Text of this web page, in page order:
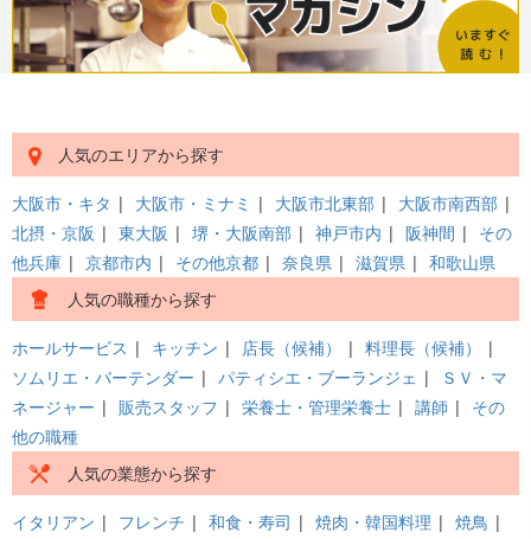
人気のエリアから探す
大阪市・キタ | 大阪市・ミナミ | 大阪市北東部 | 大阪市南西部 |
北摂・京阪 | 東大阪 | 堺・大阪南部 | 神戸市内 | 阪神間 | その
他兵庫 | 京都市内 | その他京都 | 奈良県 | 滋賀県 | 和歌山県
人気の職種から探す
ホールサービス | キッチン | 店長（候補） | 料理長（候補）
|
ソムリエ・バーテンダー | パティシエ・ブーランジェ |
ＳＶ・マ
ネージャー | 販売スタッフ | 栄養士・管理栄養士 | 講師 | その
他の職種
人気の業態から探す
イタリアン | フレンチ | 和食・寿司 | 焼肉・韓国料理 | 焼鳥 |